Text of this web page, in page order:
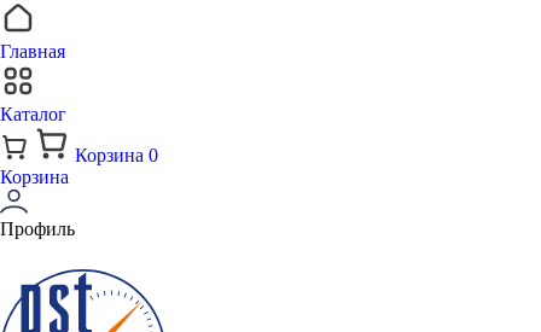
Главная
Каталог
Корзина 0
Корзина
Профиль